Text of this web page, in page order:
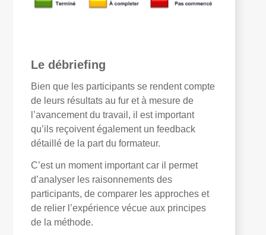
Le débriefing
Bien que les participants se rendent compte
de leurs résultats au fur et à mesure de
l’avancement du travail, il est important
qu’ils reçoivent également un feedback
détaillé de la part du formateur.
C’est un moment important car il permet
d’analyser les raisonnements des
participants, de comparer les approches et
de relier l’expérience vécue aux principes
de la méthode.